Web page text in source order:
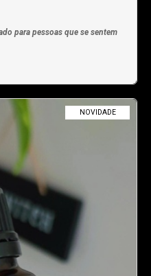
para pessoas que se sentem
NOVIDADE